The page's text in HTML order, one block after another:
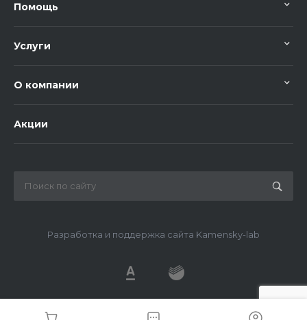
Помощь
Услуги
О компании
Акции
Разработка и поддержка сайта Kamensky-lab